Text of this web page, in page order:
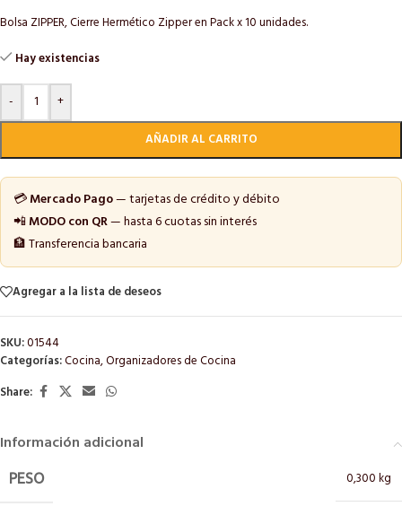
Bolsa ZIPPER, Cierre Hermético Zipper en Pack x 10 unidades.
Hay existencias
-
+
AÑADIR AL CARRITO
💳Mercado Pago— tarjetas de crédito y débito
📲MODO con QR— hasta 6 cuotas sin interés
🏦 Transferencia bancaria
Agregar a la lista de deseos
SKU:01544
Categorías:Cocina,Organizadores de Cocina
Share:
Información adicional
PESO 0,300 kg